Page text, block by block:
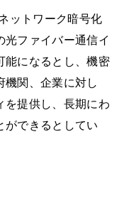
ットワーク暗号化
光ファイバー通信イ
能になるとし、機密
機関、企業に対し
を提供し、長期にわ
ができるとしてい